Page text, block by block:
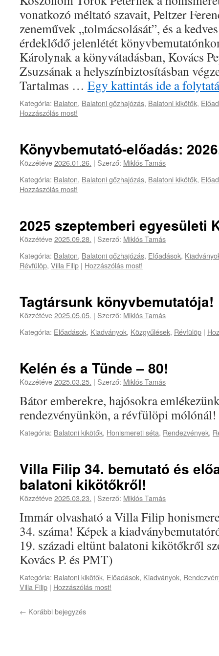
vonatkozó méltató szavait, Peltzer
zeneművek „tolmácsolását”, és a
érdeklődő jelenlétét
Károlynak a könyvátadásban, Kovács
Zsuzsának a helyszínbiztosításban
Tartalmas … Egy kattintás ide a
Kategória: Balaton, Balatoni gőzhajózás, Balatoni kikötők,
Hozzászólás most!
Könyvbemutató-előadás:
Közzétéve2026.01.26. | Szerző: Miklós Tamás
Kategória: Balaton, Balatoni gőzhajózás, Balatoni kikötők,
Hozzászólás most!
2025 szeptemberi egyesületi
Közzétéve2025.09.28. | Szerző: Miklós Tamás
Kategória: Balaton, Balatoni gőzhajózás, Előadások,
Révfülöp, Villa Filip | Hozzászólás most!
Tagtársunk könyvbemutatója!
Közzétéve2025.05.05. | Szerző: Miklós Tamás
Kategória: Előadások, Kiadványok, Közgyűlések, Révfülöp |
Kelén és a Tünde – 80!
Közzétéve2025.03.25. | Szerző: Miklós Tamás
Bátor emberekre, hajósokra
rendezvényünkön, a révfülöpi
Kategória: Balatoni kikötők, Honismereti séta, Rendezvények,
Villa Filip 34. bemutató és
balatoni kikötőkről!
Közzétéve2025.03.23. | Szerző: Miklós Tamás
Immár olvasható a Villa Filip
34. száma! Képek a
19. századi eltünt balatoni kikötőkről
Kovács P. és PMT)
Kategória: Balatoni kikötők, Előadások, Kiadványok,
Villa Filip | Hozzászólás most!
← Korábbi bejegyzés